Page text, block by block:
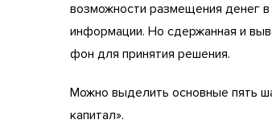
возможности размещения денег
информации. Но сдержанная и
фон для принятия решения.
Можно выделить основные пять
капитал».